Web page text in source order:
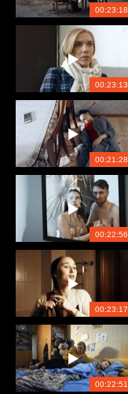
00:23:18
00:23:13
00:21:28
00:22:56
00:23:17
00:22:51